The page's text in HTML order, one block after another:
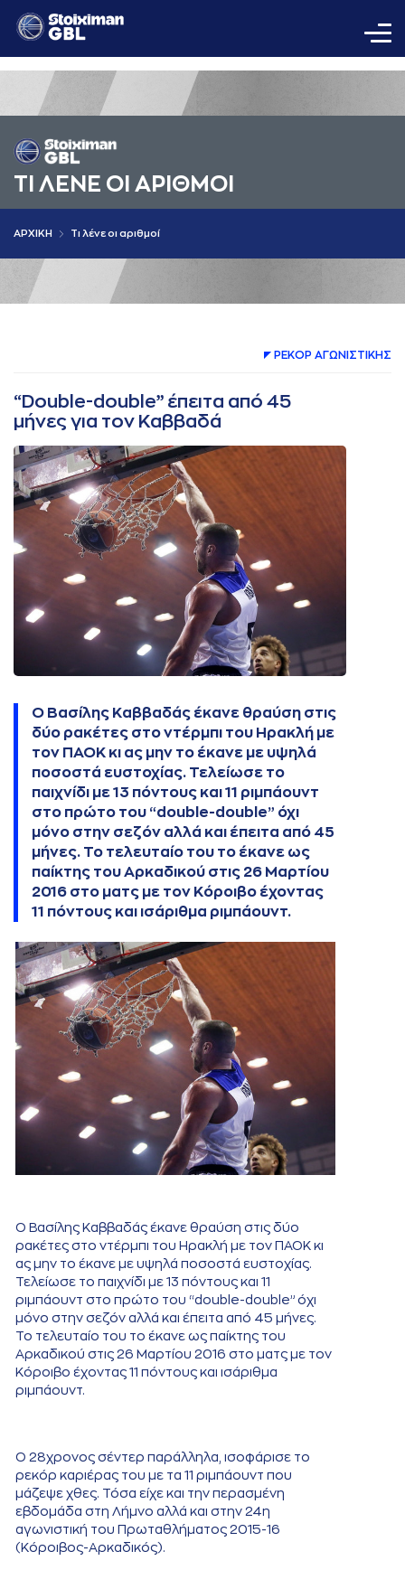
ΤΙ ΛΕΝΕ ΟΙ AΡΙΘΜΟΙ
AΡΧΙΚΗ Τι λένε οι αριθμοί
ΡΕΚΟΡ AΓΩΝΙΣΤΙΚΗΣ
“Double-double” έπειτα από 45
μήνες για τον Καββαδά
Ο Βασίλης Καββαδάς έκανε θραύση στις
δύο ρακέτες στο ντέρμπι του Ηρακλή με
τον ΠΑΟΚ κι ας μην το έκανε με υψηλά
ποσοστά ευστοχίας. Τελείωσε το
παιχνίδι με 13 πόντους και 11 ριμπάουντ
στο πρώτο του “double-double” όχι
μόνο στην σεζόν αλλά και έπειτα από 45
μήνες. Το τελευταίο του το έκανε ως
παίκτης του Αρκαδικού στις 26 Μαρτίου
2016 στο ματς με τον Κόροιβο έχοντας
11 πόντους και ισάριθμα ριμπάουντ.
Ο Βασίλης Καββαδάς έκανε θραύση στις δύο
ρακέτες στο ντέρμπι του Ηρακλή με τον ΠΑΟΚ κι
ας μην το έκανε με υψηλά ποσοστά ευστοχίας.
Τελείωσε το παιχνίδι με 13 πόντους και 11
ριμπάουντ στο πρώτο του “double-double” όχι
μόνο στην σεζόν αλλά και έπειτα από 45 μήνες.
Το τελευταίο του το έκανε ως παίκτης του
Αρκαδικού στις 26 Μαρτίου 2016 στο ματς με τον
Κόροιβο έχοντας 11 πόντους και ισάριθμα
ριμπάουντ.
Ο 28χρονος σέντερ παράλληλα, ισοφάρισε το
ρεκόρ καριέρας του με τα 11 ριμπάουντ που
μάζεψε χθες. Τόσα είχε και την περασμένη
εβδομάδα στη Λήμνο αλλά και στην 24η
αγωνιστική του Πρωταθλήματος 2015-16
(Κόροιβος-Αρκαδικός).